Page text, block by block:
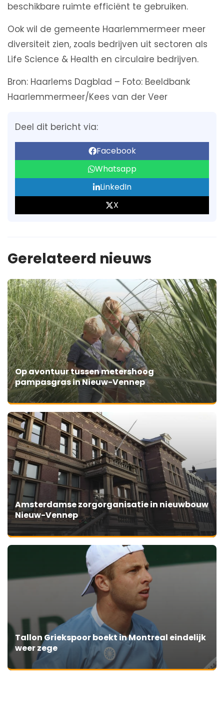
beschikbare ruimte efficiënt te gebruiken.
Ook wil de gemeente Haarlemmermeer meer
diversiteit zien, zoals bedrijven uit sectoren als
Life Science & Health en circulaire bedrijven.
Bron: Haarlems Dagblad – Foto: Beeldbank
Haarlemmermeer/Kees van der Veer
Deel dit bericht via:
Facebook
Whatsapp
LinkedIn
X
Gerelateerd nieuws
Op avontuur tussen metershoog
pampasgras in Nieuw-Vennep
Amsterdamse zorgorganisatie in nieuwbouw
Nieuw-Vennep
Tallon Griekspoor boekt in Montreal eindelijk
weer zege